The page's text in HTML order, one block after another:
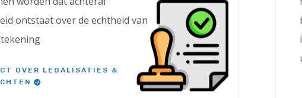
ontstaat over de echtheid van
OVER LEGALISATIES &